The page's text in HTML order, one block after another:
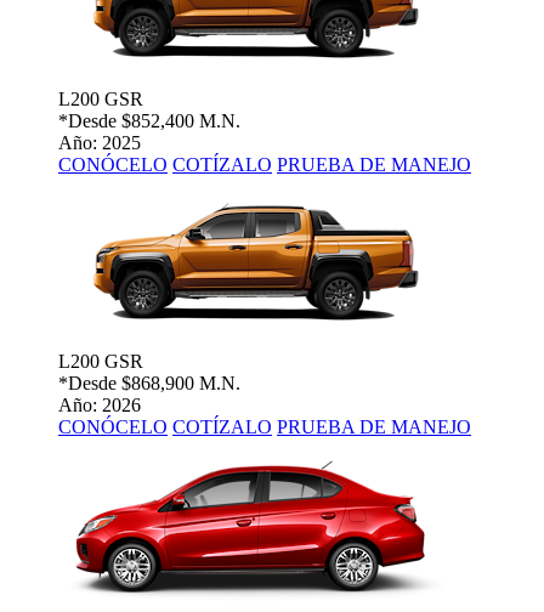
L200 GSR
*Desde $852,400 M.N.
Año: 2025
CONÓCELO COTÍZALO PRUEBA DE MANEJO
L200 GSR
*Desde $868,900 M.N.
Año: 2026
CONÓCELO COTÍZALO PRUEBA DE MANEJO